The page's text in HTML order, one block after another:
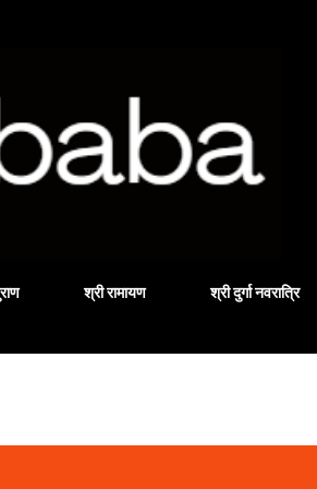
श्री रामायण श्री दुर्गा नवरात्रि